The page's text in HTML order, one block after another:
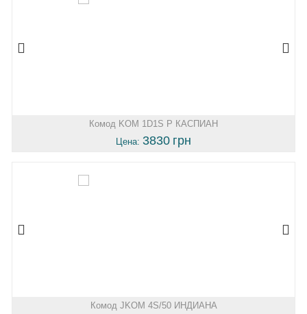
Комод KOM 1D1S P КАСПИАН
Цена: 3830 грн
Комод JKOM 4S/50 ИНДИАНА